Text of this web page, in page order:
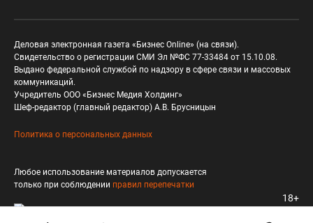
Деловая электронная газета «Бизнес Online» (на связи).
Свидетельство о регистрации СМИ Эл №ФС 77-33484 от 15.10.08.
Выдано федеральной службой по надзору в сфере связи и массовых
коммуникаций.
Учредитель ООО «Бизнес Медия Холдинг»
Шеф-редактор (главный редактор) А.В. Брусницын
Политика о персональных данных
Любое использование материалов допускается
только при соблюдении правил перепечатки
18+